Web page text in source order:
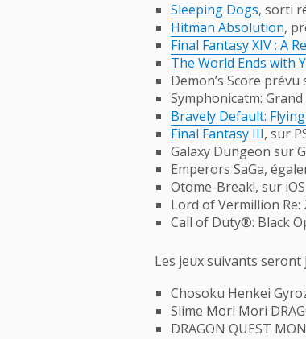
Sleeping Dogs, sorti
Hitman Absolution,
Final Fantasy XIV : A
The World Ends with
Demon’s Score
Symphonicatm:
Bravely Default:
Final Fantasy III, sur
Galaxy Dungeon sur
Emperors SaGa,
Otome-Break!, sur
Lord of Vermillion Re:
Call of Duty®: Black
Les jeux suivants seront
Chosoku Henkei
Slime Mori Mori
DRAGON QUEST